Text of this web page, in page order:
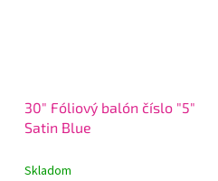
30" Fóliový balón číslo "5"
Satin Blue
Skladom